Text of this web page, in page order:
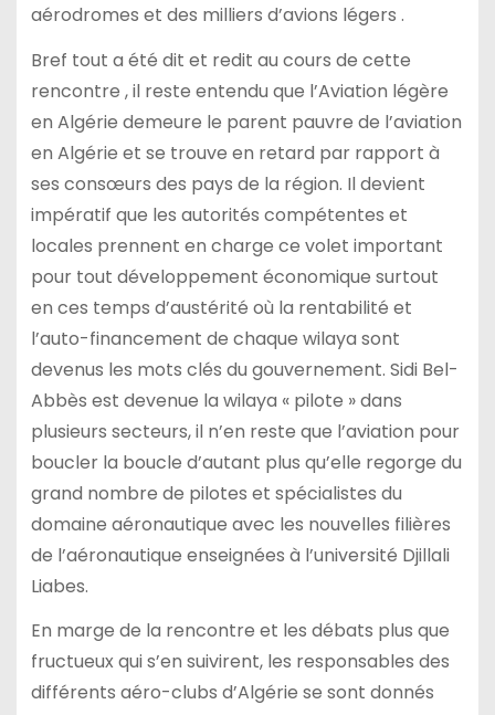
aérodromes et des milliers d’avions légers .
Bref tout a été dit et redit au cours de cette
rencontre , il reste entendu que l’Aviation légère
en Algérie demeure le parent pauvre de l’aviation
en Algérie et se trouve en retard par rapport à
ses consœurs des pays de la région. Il devient
impératif que les autorités compétentes et
locales prennent en charge ce volet important
pour tout développement économique surtout
en ces temps d’austérité où la rentabilité et
l’auto-financement de chaque wilaya sont
devenus les mots clés du gouvernement. Sidi Bel-
Abbès est devenue la wilaya « pilote » dans
plusieurs secteurs, il n’en reste que l’aviation pour
boucler la boucle d’autant plus qu’elle regorge du
grand nombre de pilotes et spécialistes du
domaine aéronautique avec les nouvelles filières
de l’aéronautique enseignées à l’université Djillali
Liabes.
En marge de la rencontre et les débats plus que
fructueux qui s’en suivirent, les responsables des
différents aéro-clubs d’Algérie se sont donnés